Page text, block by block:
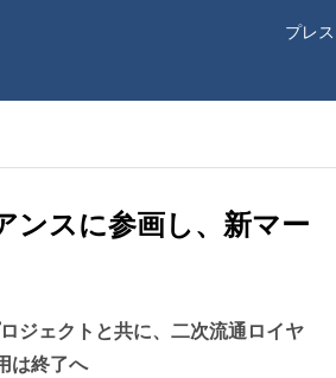
プレ
ンスに参画し、新マー
ジェクトと共に、二次流通ロイヤ
は終了へ